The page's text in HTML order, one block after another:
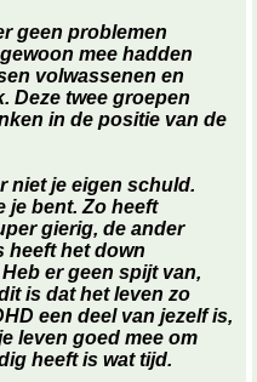
geen problemen
mee hadden
volwassenen en
Deze twee groepen
in de positie van de
niet je eigen schuld.
je bent. Zo heeft
gierig, de ander
heeft het down
er geen spijt van,
is dat het leven zo
een deel van jezelf is,
leven goed mee om
heeft is wat tijd.